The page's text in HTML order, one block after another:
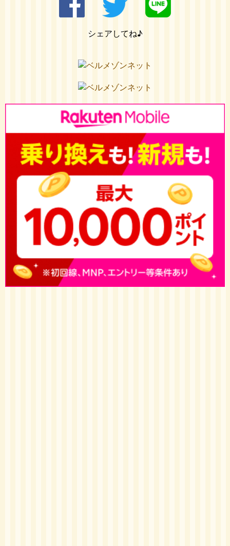
シェアしてね♪